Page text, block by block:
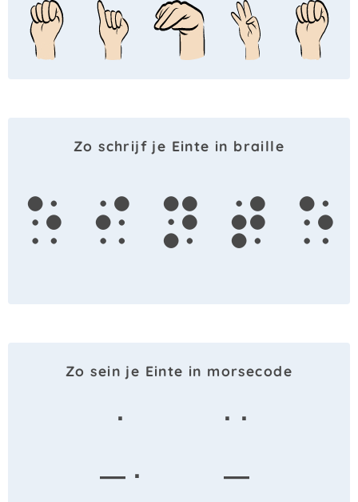
Zo schrijf je Einte in braille
e i n t e
Zo sein je Einte in morsecode
·
· ·
— ·
—